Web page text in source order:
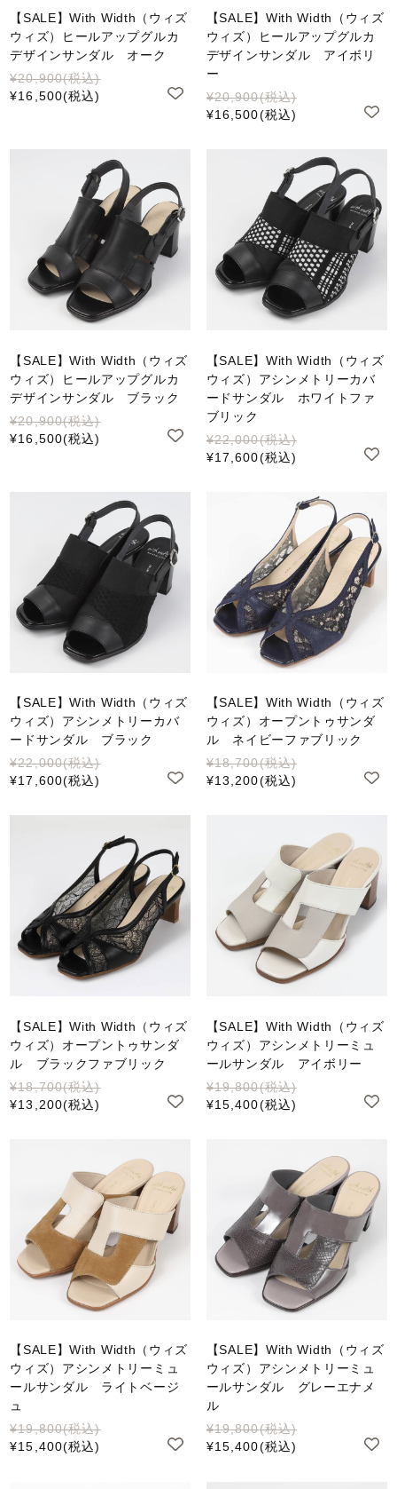
【SALE】With Width（ウィズ
ウィズ）ヒールアップグルカ
デザインサンダル オーク
¥20,900(税込)
¥16,500(税込)
【SALE】With Width（ウィズ
ウィズ）ヒールアップグルカ
デザインサンダル アイボリ
ー
¥20,900(税込)
¥16,500(税込)
【SALE】With Width（ウィズ
ウィズ）ヒールアップグルカ
デザインサンダル ブラック
¥20,900(税込)
¥16,500(税込)
【SALE】With Width（ウィズ
ウィズ）アシンメトリーカバ
ードサンダル ホワイトファ
ブリック
¥22,000(税込)
¥17,600(税込)
【SALE】With Width（ウィズ
ウィズ）アシンメトリーカバ
ードサンダル ブラック
¥22,000(税込)
¥17,600(税込)
【SALE】With Width（ウィズ
ウィズ）オープントゥサンダ
ル ネイビーファブリック
¥18,700(税込)
¥13,200(税込)
【SALE】With Width（ウィズ
ウィズ）オープントゥサンダ
ル ブラックファブリック
¥18,700(税込)
¥13,200(税込)
【SALE】With Width（ウィズ
ウィズ）アシンメトリーミュ
ールサンダル アイボリー
¥19,800(税込)
¥15,400(税込)
【SALE】With Width（ウィズ
ウィズ）アシンメトリーミュ
ールサンダル ライトベージ
ュ
¥19,800(税込)
¥15,400(税込)
【SALE】With Width（ウィズ
ウィズ）アシンメトリーミュ
ールサンダル グレーエナメ
ル
¥19,800(税込)
¥15,400(税込)